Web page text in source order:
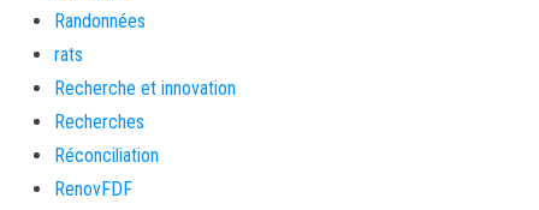
Randonnées
rats
Recherche et innovation
Recherches
Réconciliation
RenovFDF